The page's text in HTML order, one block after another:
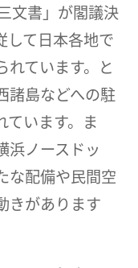
文書」が閣議決
して日本各地で
れています。と
諸島などへの駐
ています。ま
浜ノースドッ
な配備や民間空
きがあります